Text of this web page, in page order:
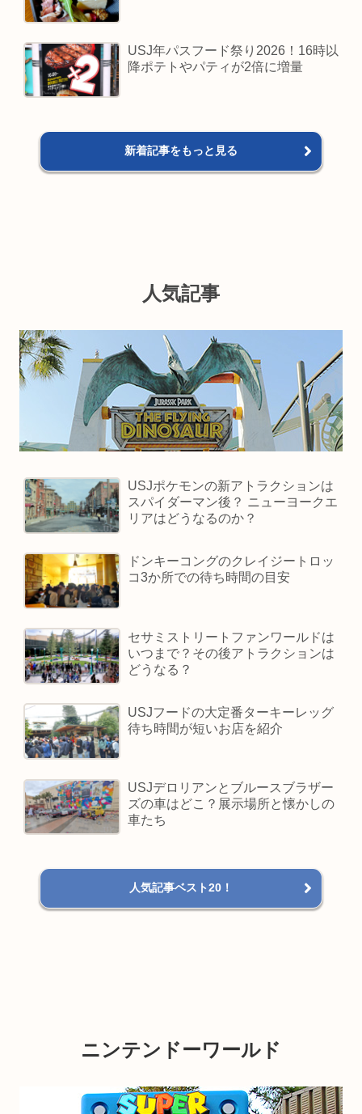
USJ年パスフード祭り2026！16時以
降ポテトやパティが2倍に増量
新着記事をもっと見る
人気記事
USJポケモンの新アトラクションは
スパイダーマン後？ ニューヨークエ
リアはどうなるのか？
ドンキーコングのクレイジートロッ
コ3か所での待ち時間の目安
セサミストリートファンワールドは
いつまで？その後アトラクションは
どうなる？
USJフードの大定番ターキーレッグ
待ち時間が短いお店を紹介
USJデロリアンとブルースブラザー
ズの車はどこ？展示場所と懐かしの
車たち
人気記事ベスト20！
ニンテンドーワールド